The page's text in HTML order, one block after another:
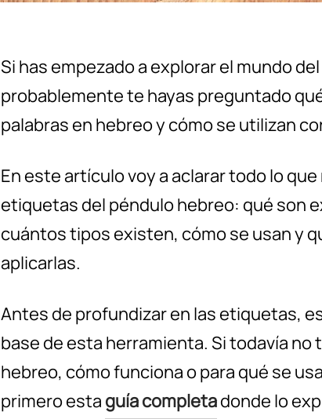
Si has empezado a explorar el mundo
probablemente te hayas preguntado
palabras en hebreo y cómo se utilizan
En este artículo voy a aclarar todo lo
etiquetas del péndulo hebreo: qué son
cuántos tipos existen, cómo se usan y
aplicarlas.
Antes de profundizar en las etiquetas,
base de esta herramienta. Si todavía no
hebreo, cómo funciona o para qué se
primero esta guía completadonde lo